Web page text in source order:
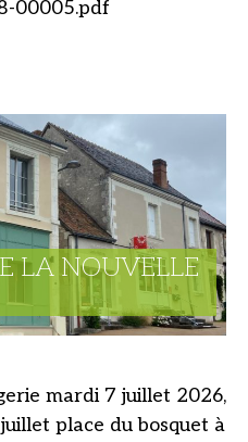
00005.pdf
LA NOUVELLE
mardi 7 juillet 2026,
place du bosquet à